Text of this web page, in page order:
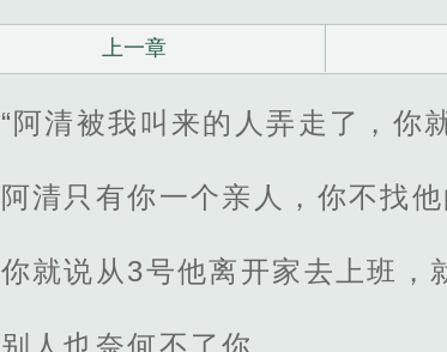
上一章
“阿清被我叫来的人弄走了，你
阿清只有你一个亲人，你不找
你就说从3号他离开家去上班，